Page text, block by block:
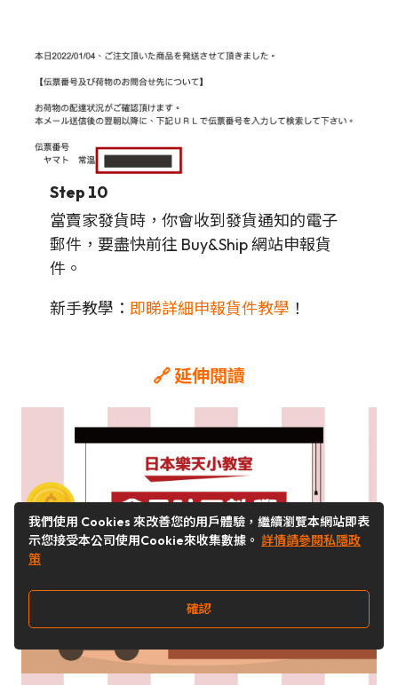
Step 10
當賣家發貨時，你會收到發貨通知的電子
郵件，要盡快前往 Buy&Ship 網站申報貨
件。
新手教學： 即睇詳細申報貨件教學 ！
🔗 延伸閱讀
我們使用 Cookies 來改善您的用戶體驗，繼續瀏覽本網站即表
示您接受本公司使用Cookie來收集數據。 詳情請參閱私隱政
策
確認